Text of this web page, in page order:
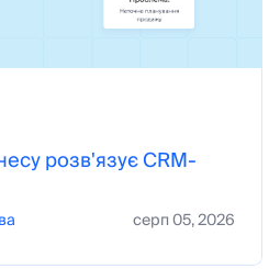
розв'язує CRM-
серп 05, 2026